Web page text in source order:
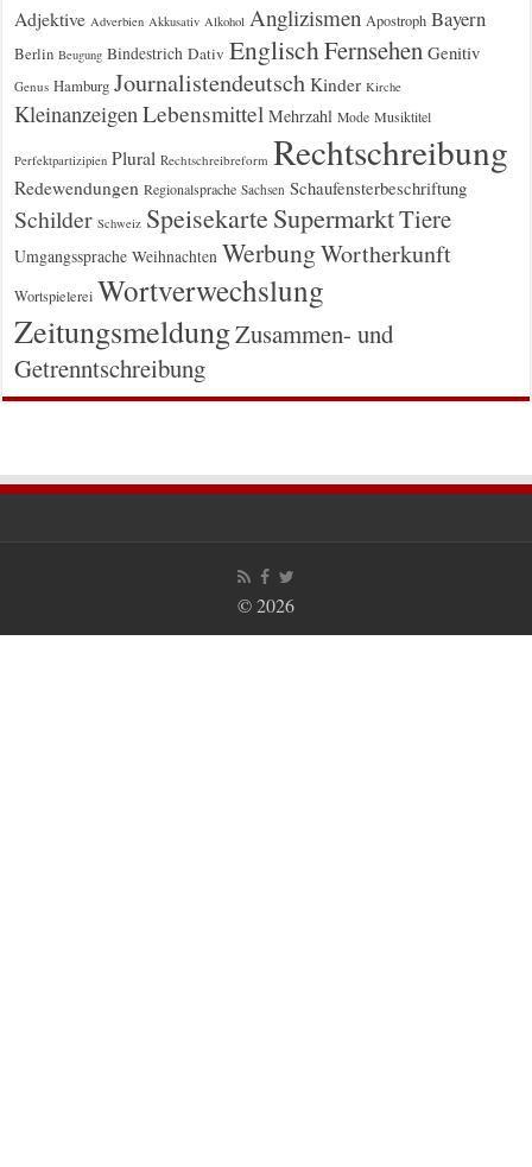
Adjektive Adverbien Akkusativ Alkohol Anglizismen Apostroph Bayern
Berlin Beugung Bindestrich Dativ EnglischFernsehen Genitiv
Genus Hamburg Journalistendeutsch Kinder Kirche
Kleinanzeigen Lebensmittel Mehrzahl Mode Musiktitel
Perfektpartizipien Plural Rechtschreibreform Rechtschreibung
Redewendungen Regionalsprache Sachsen Schaufensterbeschriftung
Schilder Schweiz Speisekarte SupermarktTiere
Umgangssprache Weihnachten WerbungWortherkunft
Wortspielerei Wortverwechslung
ZeitungsmeldungZusammen- und
Getrenntschreibung
© 2026